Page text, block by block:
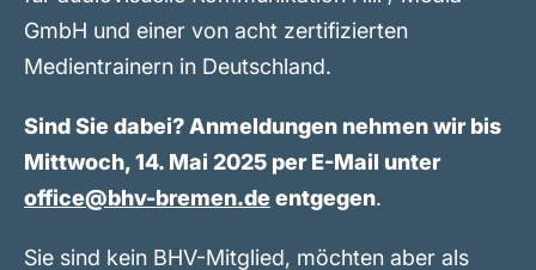
GmbH und einer von acht zertifizierten
Medientrainern in Deutschland.
Sind Sie dabei? Anmeldungen nehmen wir bis
Mittwoch, 14. Mai 2025 per E-Mail unter
office@bhv-bremen.de entgegen.
Sie sind kein BHV-Mitglied, möchten aber als